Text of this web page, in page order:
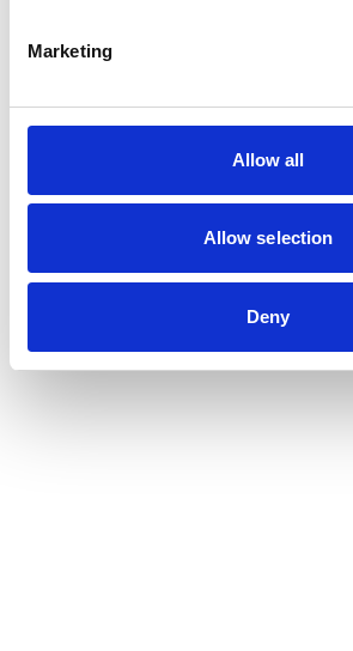
Marketing
Allow all
Allow selection
Deny